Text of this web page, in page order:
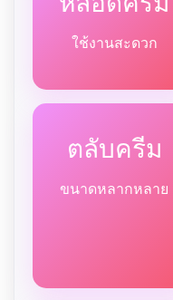
ใช้งานสะดวก
ตลับครีม
ขนาดหลากหลาย